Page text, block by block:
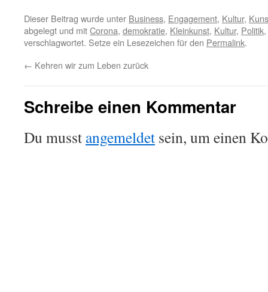
Dieser Beitrag wurde unter Business, Engagement, Kultur,
abgelegt und mitCorona, demokratie, Kleinkunst, Kultur, Politik,
verschlagwortet. Setze ein Lesezeichen für den Permalink.
← Kehren wir zum Leben zurück
Schreibe einen Kommentar
Du musst angemeldet sein, um einen